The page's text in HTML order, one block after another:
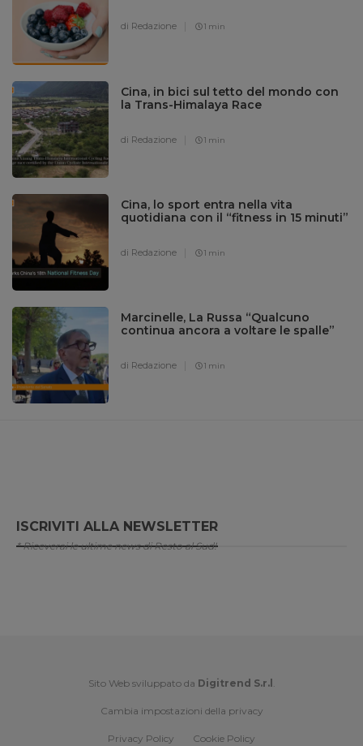
di Redazione 1 min
Cina, in bici sul tetto del mondo con
la Trans-Himalaya Race
di Redazione 1 min
Cina, lo sport entra nella vita
quotidiana con il “fitness in 15 minuti”
di Redazione 1 min
Marcinelle, La Russa “Qualcuno
continua ancora a voltare le spalle”
di Redazione 1 min
ISCRIVITI ALLA NEWSLETTER
* Riceverai le ultime news di Resto al Sud!
Sito Web sviluppato da Digitrend S.r.l .
Cambia impostazioni della privacy
Privacy Policy Cookie Policy